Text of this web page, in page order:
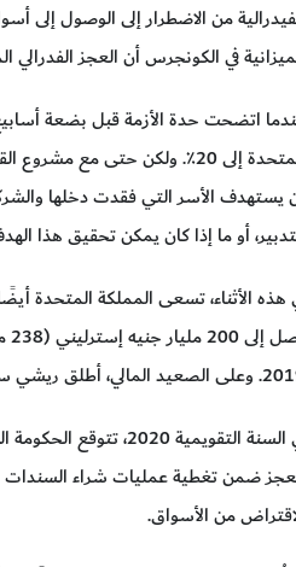
من الاضطرار إلى الوصول إلى
في الكونجرس أن العجز الفدرالي
اتضحت حدة الأزمة قبل بضعة
المتحدة إلى 20٪. ولكن حتى
يستهدف الأسر التي فقدت دخلها
أو ما إذا كان يمكن تحقيق هذا
هذه الأثناء، تسعى المملكة المتحدة
وزير المالية البريطاني الجديد، سلسلة من إجراءات التحفيز التي تساهم في زيادة العجز.
ضمن تغطية عمليات شراء السندات
من الأسواق.